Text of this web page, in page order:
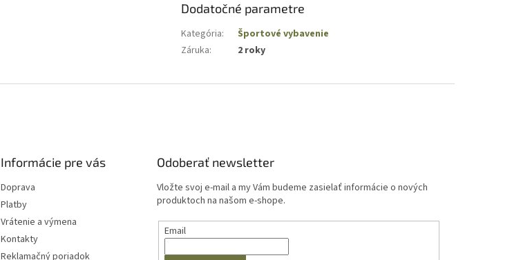
Dodatočné parametre
Kategória:
Športové vybavenie
Záruka: 2 roky
Informácie pre vás
Doprava
Platby
Vrátenie a výmena
Kontakty
Reklamačný poriadok
Odoberať newsletter
Vložte svoj e-mail a my Vám budeme zasielať informácie o nových
produktoch na našom e-shope.
Email